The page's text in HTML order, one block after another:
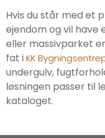
Hvis du står med et
ejendom og vil
eller massivparket
fat iKK
undergulv,
løsningen passer til
kataloget.